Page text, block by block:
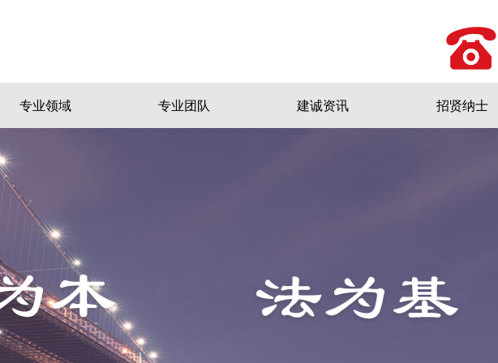
专业领域 专业团队 建诚资讯 招贤纳士